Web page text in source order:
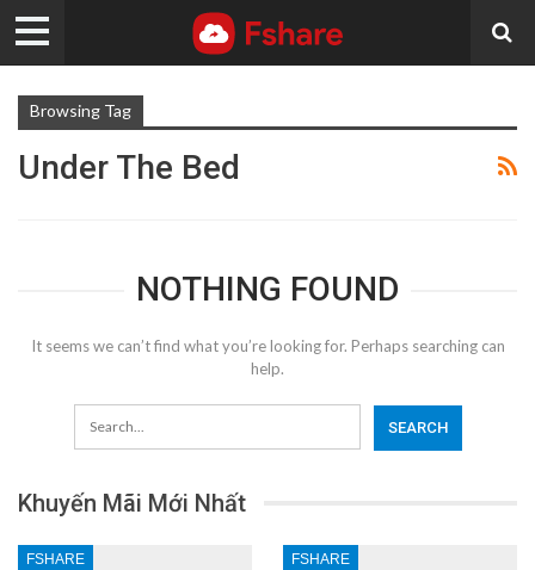
Browsing Tag
Under The Bed
NOTHING FOUND
It seems we can’t find what you’re looking for. Perhaps searching can
help.
Khuyến Mãi Mới Nhất
FSHARE FSHARE